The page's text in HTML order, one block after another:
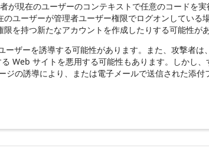
現在のユーザーのコンテキストで任意のコードを
ユーザーが管理者ユーザー権限でログオンしている
を持つ新たなアカウントを作成したりする可能性が
ザーを誘導する可能性があります。また、攻撃者は
Web サイトを悪用する可能性もあります。しかし
の誘導により、または電子メールで送信された添